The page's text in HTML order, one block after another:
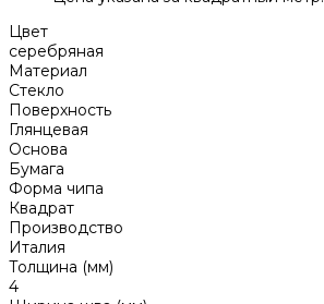
Цвет
серебряная
Материал
Стекло
Поверхность
Глянцевая
Основа
Бумага
Форма чипа
Квадрат
Производство
Италия
Толщина (мм)
4